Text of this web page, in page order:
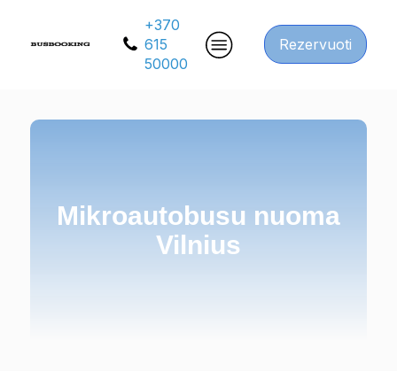
+370
615
50000
Rezervuoti
Mikroautobusu nuoma
Vilnius